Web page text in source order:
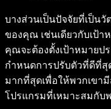
บางส่วนเป็นปัจจัยที่เป็น
ของคุณ เช่นเดียวกับเป้า
คุณจะต้องตั้งเป้าหมายป
กำหนดการปรับตัวที่ดีที่
มากที่สุดเพื่อให้พวกเขา
โปรแกรมที่เหมาะสมกับ